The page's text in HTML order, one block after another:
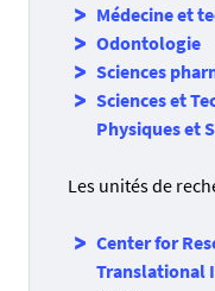
Médecine et
Odontologie
Sciences
Sciences et
Physiques et
Les unités de
Center for
Translational